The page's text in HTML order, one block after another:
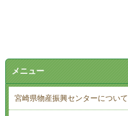
メニュー
宮崎県物産振興センターについて